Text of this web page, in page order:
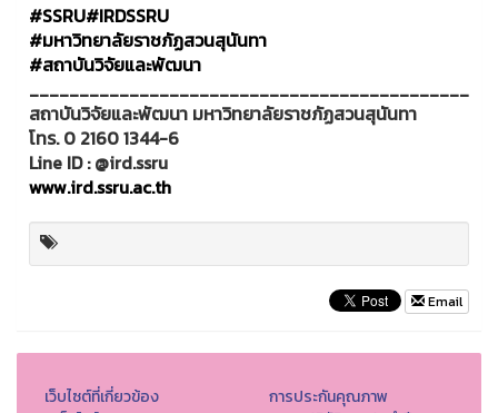
#SSRU#IRDSSRU
#มหาวิทยาลัยราชภัฏสวนสุนันทา
#สถาบันวิจัยและพัฒนา
____________________________________________
สถาบันวิจัยและพัฒนา มหาวิทยาลัยราชภัฏสวนสุนันทา
โทร. 0 2160 1344-6
Line ID : @ird.ssru
www.ird.ssru.ac.th
Email
เว็บไซต์ที่เกี่ยวข้อง การประกันคุณภาพ